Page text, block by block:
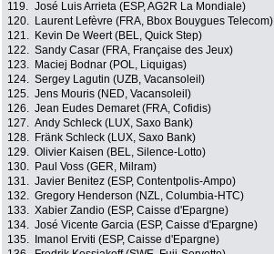
119. José Luis Arrieta (ESP, AG2R La Mondiale)
120.
Laurent Lefèvre (FRA, Bbox Bouygues Telecom)
121.
Kevin De Weert (BEL, Quick Step)
122. Sandy Casar (FRA, Française des Jeux)
123.
Maciej Bodnar (POL, Liquigas)
124. Sergey Lagutin (UZB, Vacansoleil)
125. Jens Mouris (NED, Vacansoleil)
126. Jean Eudes Demaret (FRA, Cofidis)
127. Andy Schleck (LUX, Saxo Bank)
128.
Fränk Schleck (LUX, Saxo Bank)
129. Olivier Kaisen (BEL, Silence-Lotto)
130.
Paul Voss (GER, Milram)
131. Javier Benitez (ESP, Contentpolis-Ampo)
132. Gregory Henderson (NZL, Columbia-HTC)
133. Xabier Zandio (ESP, Caisse d'Epargne)
134. José Vicente Garcia (ESP, Caisse d'Epargne)
135.
Imanol Erviti (ESP, Caisse d'Epargne)